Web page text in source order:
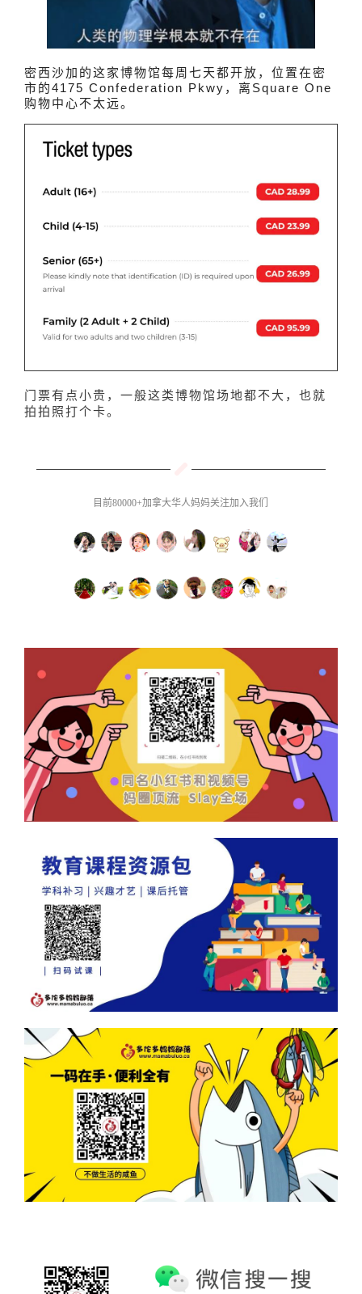
密西沙加的这家博物馆每周七天都开放，位置在密
市的4175 Confederation Pkwy，离Square One
购物中心不太远。
门票有点小贵，一般这类博物馆场地都不大，也就
拍拍照打个卡。
目前80000+加拿大华人妈妈关注加入我们